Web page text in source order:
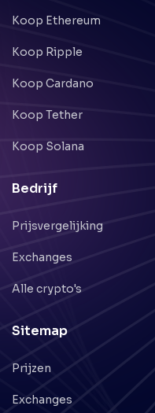
Koop Ethereum
Koop Ripple
Koop Cardano
Koop Tether
Koop Solana
Bedrijf
Prijsvergelijking
Exchanges
Alle crypto's
Sitemap
Prijzen
Exchanges